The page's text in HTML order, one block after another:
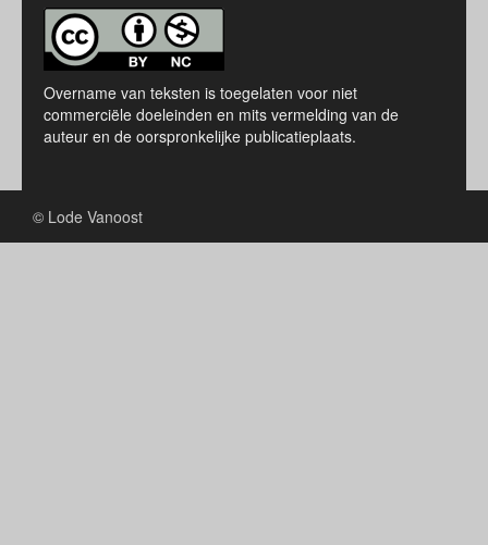
Overname van teksten is toegelaten voor niet
commerciële doeleinden en mits vermelding van de
auteur en de oorspronkelijke publicatieplaats.
© Lode Vanoost